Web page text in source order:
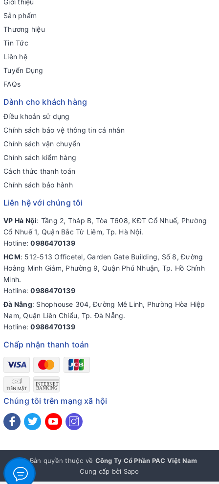
Sản phẩm
Thương hiệu
Tin Tức
Liên hệ
Tuyển Dụng
FAQs
Dành cho khách hàng
Điều khoản sử dụng
Chính sách bảo vệ thông tin cá nhân
Chính sách vận chuyển
Chính sách kiểm hàng
Cách thức thanh toán
Chính sách bảo hành
Liên hệ với chúng tôi
VP Hà Nội: Tầng 2, Tháp B, Tòa T608, KĐT Cổ Nhuế, Phường
Cổ Nhuế 1, Quận Bắc Từ Liêm, Tp. Hà Nội.
Hotline:0986470139
HCM: 512-513 Officetel, Garden Gate Building, Số 8, Đường
Hoàng Minh Giám, Phường 9, Quận Phú Nhuận, Tp. Hồ Chính
Minh.
Hotline:0986470139
Đà Nẵng: Shophouse 304, Đường Mê Linh, Phường Hòa Hiệp
Nam, Quận Liên Chiểu, Tp. Đà Nẵng.
Hotline:0986470139
Chấp nhận thanh toán
Chúng tôi trên mạng xã hội
© Bản quyền thuộc về Công Ty Cổ Phần PAC Việt Nam
Cung cấp bởi Sapo